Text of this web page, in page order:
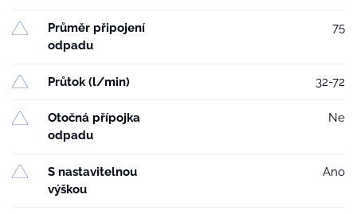
Průměr připojení
odpadu
75
Průtok (l/min) 32-72
Otočná přípojka
odpadu
Ne
S nastavitelnou
výškou
Ano